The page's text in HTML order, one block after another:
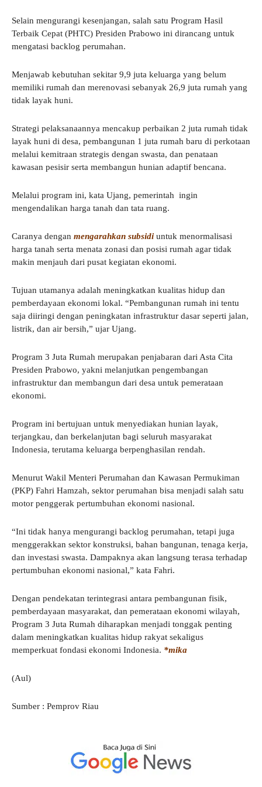
Selain mengurangi kesenjangan, salah satu Program Hasil
Terbaik Cepat (PHTC) Presiden Prabowo ini dirancang untuk
mengatasi backlog perumahan.
Menjawab kebutuhan sekitar 9,9 juta keluarga yang belum
memiliki rumah dan merenovasi sebanyak 26,9 juta rumah yang
tidak layak huni.
Strategi pelaksanaannya mencakup perbaikan 2 juta rumah tidak
layak huni di desa, pembangunan 1 juta rumah baru di perkotaan
melalui kemitraan strategis dengan swasta, dan penataan
kawasan pesisir serta membangun hunian adaptif bencana.
Melalui program ini, kata Ujang, pemerintah ingin
mengendalikan harga tanah dan tata ruang.
Caranya dengan mengarahkan subsidi untuk menormalisasi
harga tanah serta menata zonasi dan posisi rumah agar tidak
makin menjauh dari pusat kegiatan ekonomi.
Tujuan utamanya adalah meningkatkan kualitas hidup dan
pemberdayaan ekonomi lokal. “Pembangunan rumah ini tentu
saja diiringi dengan peningkatan infrastruktur dasar seperti jalan,
listrik, dan air bersih,” ujar Ujang.
Program 3 Juta Rumah merupakan penjabaran dari Asta Cita
Presiden Prabowo, yakni melanjutkan pengembangan
infrastruktur dan membangun dari desa untuk pemerataan
ekonomi.
Program ini bertujuan untuk menyediakan hunian layak,
terjangkau, dan berkelanjutan bagi seluruh masyarakat
Indonesia, terutama keluarga berpenghasilan rendah.
Menurut Wakil Menteri Perumahan dan Kawasan Permukiman
(PKP) Fahri Hamzah, sektor perumahan bisa menjadi salah satu
motor penggerak pertumbuhan ekonomi nasional.
“Ini tidak hanya mengurangi backlog perumahan, tetapi juga
menggerakkan sektor konstruksi, bahan bangunan, tenaga kerja,
dan investasi swasta. Dampaknya akan langsung terasa terhadap
pertumbuhan ekonomi nasional,” kata Fahri.
Dengan pendekatan terintegrasi antara pembangunan fisik,
pemberdayaan masyarakat, dan pemerataan ekonomi wilayah,
Program 3 Juta Rumah diharapkan menjadi tonggak penting
dalam meningkatkan kualitas hidup rakyat sekaligus
memperkuat fondasi ekonomi Indonesia. *mika
(Aul)
Sumber : Pemprov Riau